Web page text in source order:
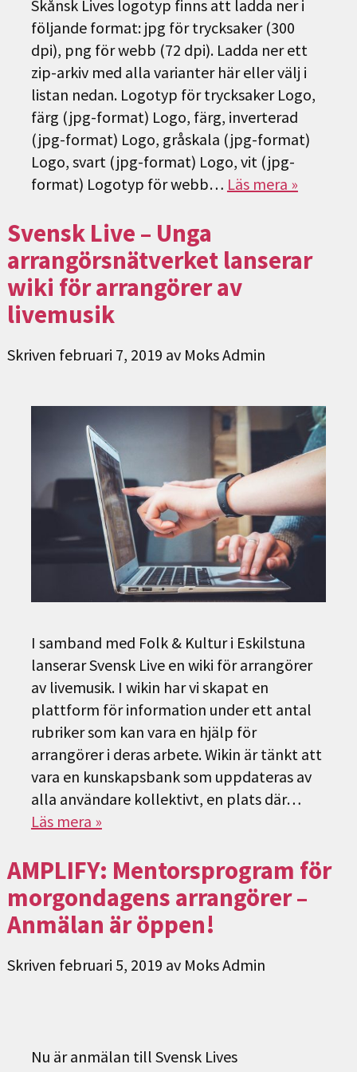
Skånsk Lives logotyp finns att ladda ner i
följande format: jpg för trycksaker (300
dpi), png för webb (72 dpi). Ladda ner ett
zip-arkiv med alla varianter här eller välj i
listan nedan. Logotyp för trycksaker Logo,
färg (jpg-format) Logo, färg, inverterad
(jpg-format) Logo, gråskala (jpg-format)
Logo, svart (jpg-format) Logo, vit (jpg-
format) Logotyp för webb… Läs mera »
Svensk Live – Unga
arrangörsnätverket lanserar
wiki för arrangörer av
livemusik
Skriven februari 7, 2019 av Moks Admin
I samband med Folk & Kultur i Eskilstuna
lanserar Svensk Live en wiki för arrangörer
av livemusik. I wikin har vi skapat en
plattform för information under ett antal
rubriker som kan vara en hjälp för
arrangörer i deras arbete. Wikin är tänkt att
vara en kunskapsbank som uppdateras av
alla användare kollektivt, en plats där…
Läs mera »
AMPLIFY: Mentorsprogram för
morgondagens arrangörer –
Anmälan är öppen!
Skriven februari 5, 2019 av Moks Admin
Nu är anmälan till Svensk Lives